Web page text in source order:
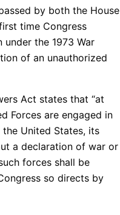
by both the House
time Congress
the 1973 War
of an unauthorized
Act states that “at
Forces are engaged in
United States, its
a declaration of war or
forces shall be
so directs by